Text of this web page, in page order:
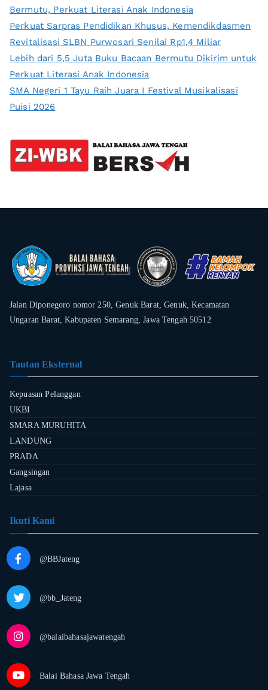
Bermutu, Perkuat Literasi Anak Indonesia
Perkuat Sarpras Pendidikan Khusus, Kemendikdasmen
Revitalisasi SLBN Purwosari Senilai Rp1,4 Miliar
Lebih dari 5,5 Juta Buku Bacaan Bermutu Dikirim untuk
Perkuat Literasi Anak Indonesia
SMA Negeri 1 Tayu Raih Juara I Festival Musikalisasi
Puisi 2026
Jalan Diponegoro nomor 250, Genuk Barat, Genuk, Kecamatan
Ungaran Barat, Kabupaten Semarang, Jawa Tengah 50512
Tautan Eksternal
Kepuasan Pelanggan
UKBI
SMARA MURUHITA
LANDUNG
PRADA
Gangsingan
Lajasa
Ikuti Kami
@BBJateng
@bb_Jateng
@balaibahasajawatengah
Balai Bahasa Jawa Tengah